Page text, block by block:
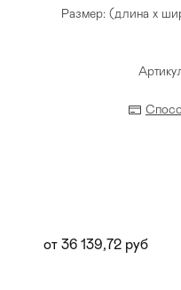
Размер: (длина х
от 36 139,72 руб